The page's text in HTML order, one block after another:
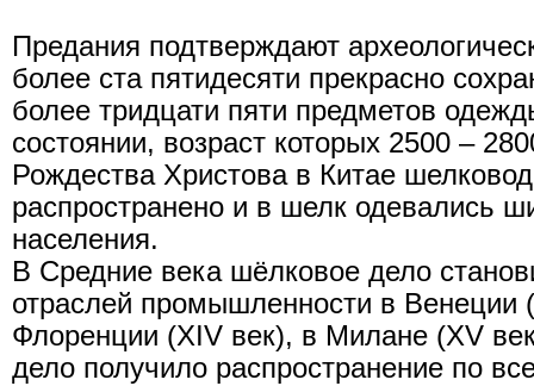
Предания подтверждают
более ста пятидесяти прекрасно
более тридцати пяти предметов
состоянии, возраст которых 2500 –
Рождества Христова в Китае
распространено и в шелк одевались
населения.
В Средние века шёлковое дело
отраслей промышленности в Венеции
Флоренции (XIV век), в Милане (XV
дело получило распространение по